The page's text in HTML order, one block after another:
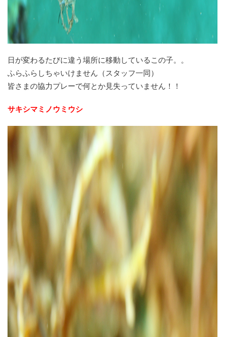
日が変わるたびに違う場所に移動しているこの子。。
ふらふらしちゃいけません（スタッフ一同）
皆さまの協力プレーで何とか見失っていません！！
サキシマミノウミウシ